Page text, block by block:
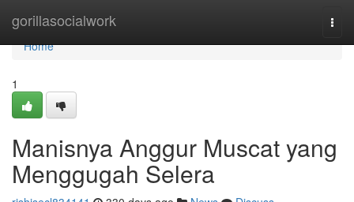
gorillasocialwork
Home
Home
1
Manisnya Anggur Muscat yang
Menggugah Selera